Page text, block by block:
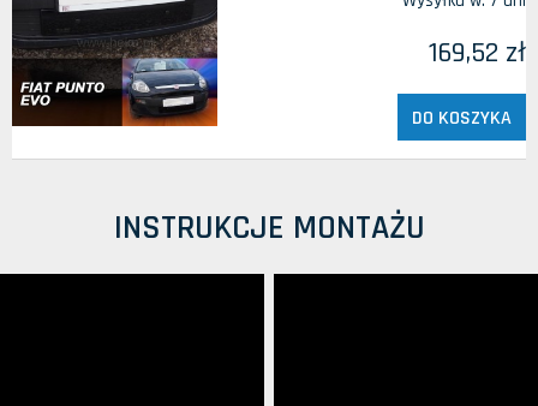
169,52 zł
DO KOSZYKA
INSTRUKCJE MONTAŻU